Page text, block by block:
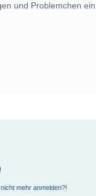
und Problemchen ein
mehr anmelden?!